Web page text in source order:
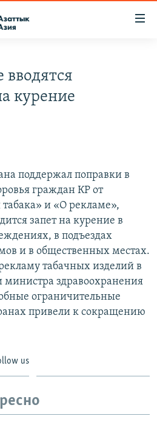
курение
поддержал поправки в
граждан КР от
табака» и «О рекламе»,
запет на курение в
в подъездах
и в общественных местах.
табачных изделий в
здравоохранения
ограничительные
привели к сокращению
us